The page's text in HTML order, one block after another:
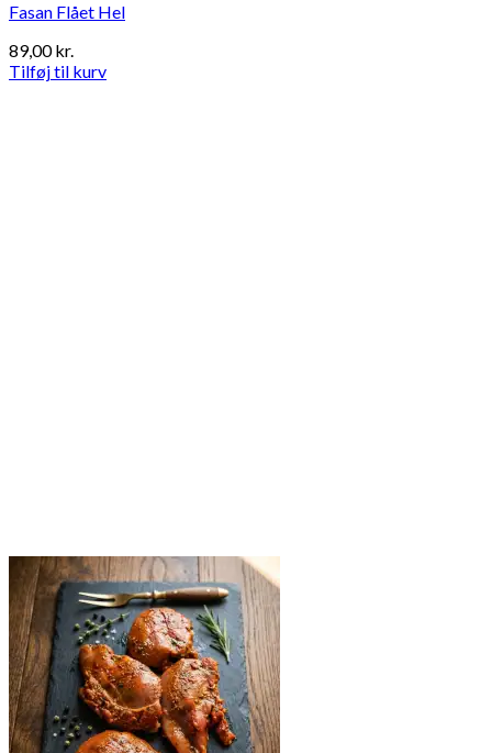
Fasan Flået Hel
89,00kr.
Tilføj til kurv